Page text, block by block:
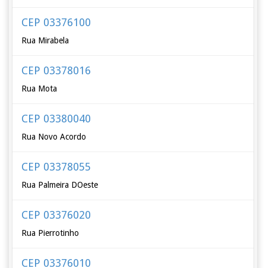
CEP 03376100
Rua Mirabela
CEP 03378016
Rua Mota
CEP 03380040
Rua Novo Acordo
CEP 03378055
Rua Palmeira DOeste
CEP 03376020
Rua Pierrotinho
CEP 03376010